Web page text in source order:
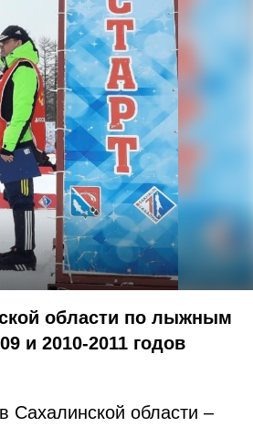
области по лыжным
и 2010-2011 годов
Сахалинской области –